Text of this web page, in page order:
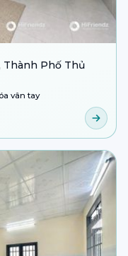
Thành Phố Thủ
vân tay